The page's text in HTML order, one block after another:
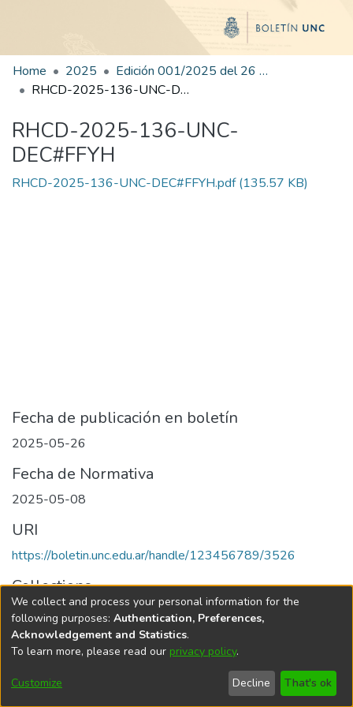
Home 2025
Edición 001/2025 del 26 de mayo de 2025
RHCD-2025-136-UNC-DEC#FFYH
RHCD-2025-136-UNC-
DEC#FFYH
RHCD-2025-136-UNC-DEC#FFYH.pdf(135.57 KB)
Fecha de publicación en boletín
2025-05-26
Fecha de Normativa
2025-05-08
URI
https://boletin.unc.edu.ar/handle/123456789/3526
Collections
Edición 001/2025 del 26 de mayo de 2025
Universidad Nacional de Córdoba
We collect and process your personal information for the
following purposes: Authentication, Preferences,
Acknowledgement and Statistics.
To learn more, please read our privacy policy.
Customize Decline That's ok